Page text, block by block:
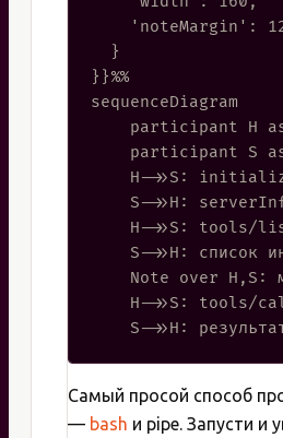
'noteMargin':
  }
}}%%
sequenceDiagram
participant H
participant S
H->>S:
S->>H:
H->>S: tools/
S->>H: список
Note over H,S:
H->>S: tools/
Самый просой способ
— bash и pipe. Запусти и